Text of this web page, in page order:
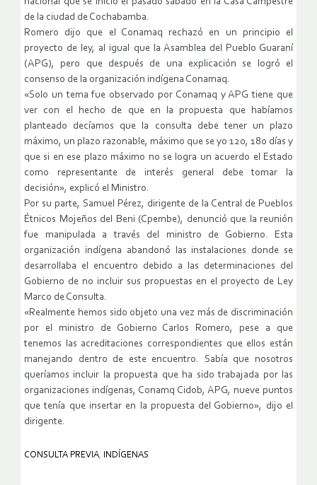
de la ciudad de Cochabamba.
Romero dijo que el Conamaq rechazó en un principio el
proyecto de ley, al igual que la Asamblea del Pueblo Guaraní
(APG), pero que después de una explicación se logró el
consenso de la organización indígena Conamaq.
«Solo un tema fue observado por Conamaq y APG tiene que
ver con el hecho de que en la propuesta que habíamos
planteado decíamos que la consulta debe tener un plazo
máximo, un plazo razonable, máximo que se yo 120, 180 días y
que si en ese plazo máximo no se logra un acuerdo el Estado
como representante de interés general debe tomar la
decisión», explicó el Ministro.
Por su parte, Samuel Pérez, dirigente de la Central de Pueblos
Étnicos Mojeños del Beni (Cpembe), denunció que la reunión
fue manipulada a través del ministro de Gobierno. Esta
organización indígena abandonó las instalaciones donde se
desarrollaba el encuentro debido a las determinaciones del
Gobierno de no incluir sus propuestas en el proyecto de Ley
Marco de Consulta.
«Realmente hemos sido objeto una vez más de discriminación
por el ministro de Gobierno Carlos Romero, pese a que
tenemos las acreditaciones correspondientes que ellos están
manejando dentro de este encuentro. Sabía que nosotros
queríamos incluir la propuesta que ha sido trabajada por las
organizaciones indígenas, Conamq Cidob, APG, nueve puntos
que tenía que insertar en la propuesta del Gobierno», dijo el
dirigente.
CONSULTA PREVIA, INDÍGENAS